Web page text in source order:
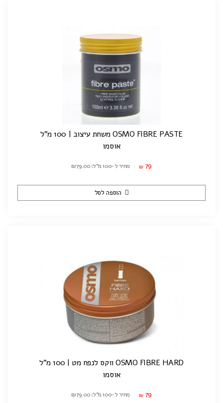
OSMO FIBRE PASTE משחת עיצוב | 100 מ"ל
אוסמו
₪ 79 מחיר ל-100 מ"ל: ₪79.00
הוספה לסל
OSMO FIBRE HARD ווקס לנפח מט | 100 מ"ל
אוסמו
₪ 79 מחיר ל-100 מ"ל: ₪79.00